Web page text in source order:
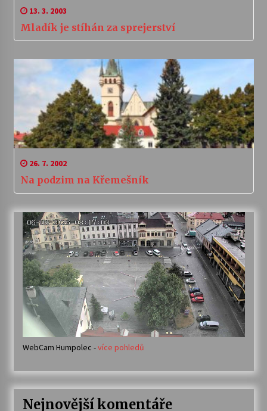
13. 3. 2003
Mladík je stíhán za sprejerství
26. 7. 2002
Na podzim na Křemešník
WebCam Humpolec -více pohledů
Nejnovější komentáře